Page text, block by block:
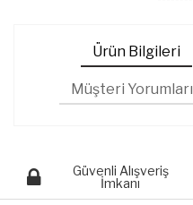
Ürün Bilgileri
Müşteri Yorumları
Güvenli Alışveriş
İmkanı